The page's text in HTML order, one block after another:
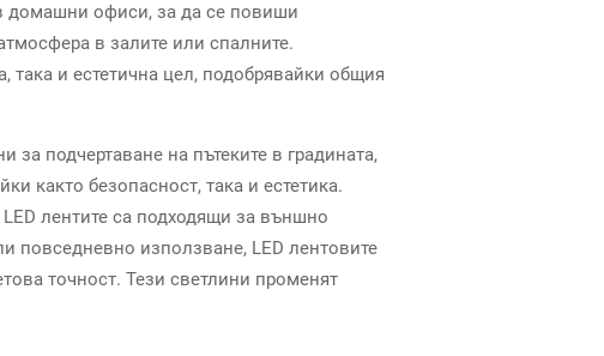
домашни офиси, за да се повиши
в залите или спалните.
така и естетична цел, подобрявайки общия
подчертаване на пътеките в градината,
както безопасност, така и естетика.
лентите са подходящи за външно
повседневно използване, LED лентовите
точност. Тези светлини променят